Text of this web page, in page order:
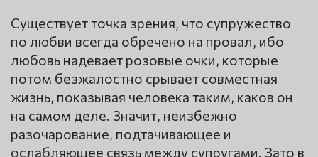
Существует точка зрения, что супружество
по любви всегда обречено на провал, ибо
любовь надевает розовые очки, которые
потом безжалостно срывает совместная
жизнь, показывая человека таким, каков он
на самом деле. Значит, неизбежно
разочарование, подтачивающее и
ослабляющее связь между супругами. Зато в